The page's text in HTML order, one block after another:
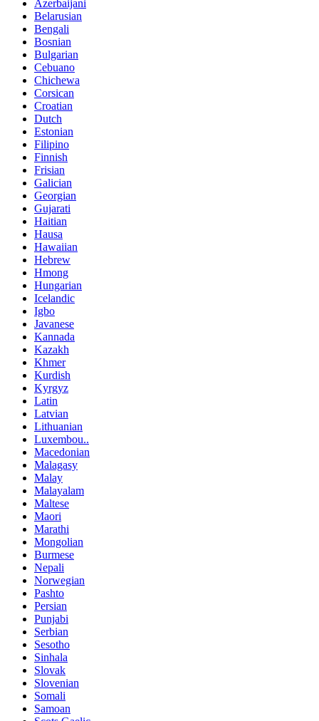
Azerbaijani
Belarusian
Bengali
Bosnian
Bulgarian
Cebuano
Chichewa
Corsican
Croatian
Dutch
Estonian
Filipino
Finnish
Frisian
Galician
Georgian
Gujarati
Haitian
Hausa
Hawaiian
Hebrew
Hmong
Hungarian
Icelandic
Igbo
Javanese
Kannada
Kazakh
Khmer
Kurdish
Kyrgyz
Latin
Latvian
Lithuanian
Luxembou..
Macedonian
Malagasy
Malay
Malayalam
Maltese
Maori
Marathi
Mongolian
Burmese
Nepali
Norwegian
Pashto
Persian
Punjabi
Serbian
Sesotho
Sinhala
Slovak
Slovenian
Somali
Samoan